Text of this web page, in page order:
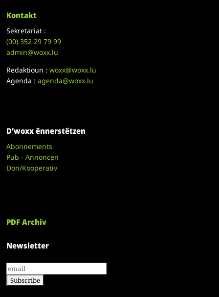
Kontakt
Sekretariat :
(00)352 29 79 99
admin@woxx.lu
Redaktioun :woxx@woxx.lu
Agenda :agenda@woxx.lu
D’woxx ënnerstëtzen
Abonnements
Pub - Annoncen
Don/Kooperativ
PDF Archiv
Newsletter